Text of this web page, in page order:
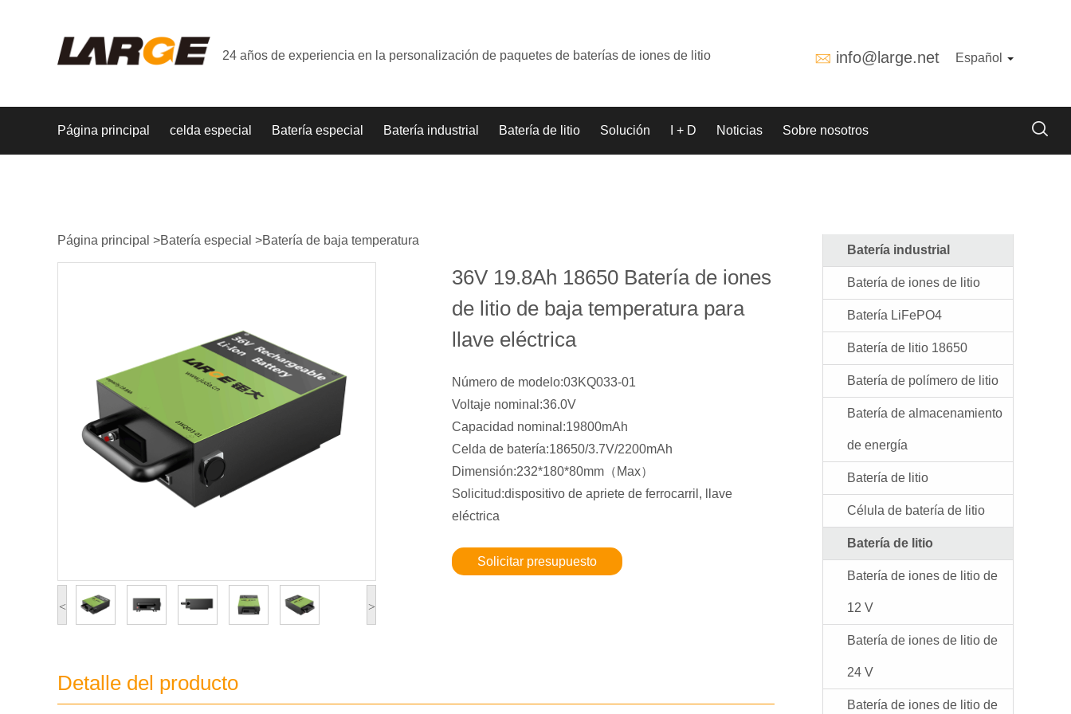
24 años de experiencia en la personalización de paquetes de baterías de iones de litio info@large.net Español
Página principal celda especial Batería especial Batería industrial Batería de litio Solución I + D Noticias Sobre nosotros
Página principal >Batería especial >Batería de baja temperatura
36V 19.8Ah 18650 Batería de iones
de litio de baja temperatura para
llave eléctrica
Número de modelo:03KQ033-01
Voltaje nominal:36.0V
Capacidad nominal:19800mAh
Celda de batería:18650/3.7V/2200mAh
Dimensión:232*180*80mm（Max）
Solicitud:dispositivo de apriete de ferrocarril, llave
eléctrica
Solicitar presupuesto
< >
Detalle del producto
Batería industrial
Batería de iones de litio
Batería LiFePO4
Batería de litio 18650
Batería de polímero de litio
Batería de almacenamiento
de energía
Batería de litio
Célula de batería de litio
Batería de litio
Batería de iones de litio de
12 V
Batería de iones de litio de
24 V
Batería de iones de litio de